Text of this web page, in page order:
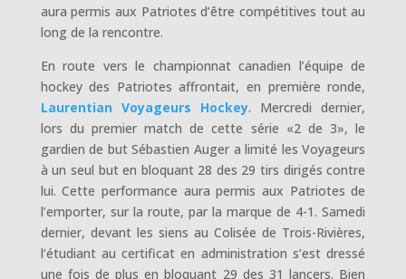
aura permis aux Patriotes d’être compétitives tout au
long de la rencontre.
En route vers le championnat canadien l’équipe de
hockey des Patriotes affrontait, en première ronde,
Laurentian Voyageurs Hockey. Mercredi dernier,
lors du premier match de cette série «2 de 3», le
gardien de but Sébastien Auger a limité les Voyageurs
à un seul but en bloquant 28 des 29 tirs dirigés contre
lui. Cette performance aura permis aux Patriotes de
l’emporter, sur la route, par la marque de 4-1. Samedi
dernier, devant les siens au Colisée de Trois-Rivières,
l’étudiant au certificat en administration s’est dressé
une fois de plus en bloquant 29 des 31 lancers. Bien